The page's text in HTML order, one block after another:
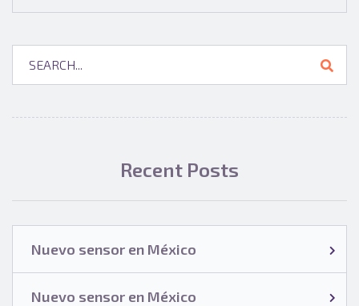
Recent Posts
Nuevo sensor en México
Nuevo sensor en México